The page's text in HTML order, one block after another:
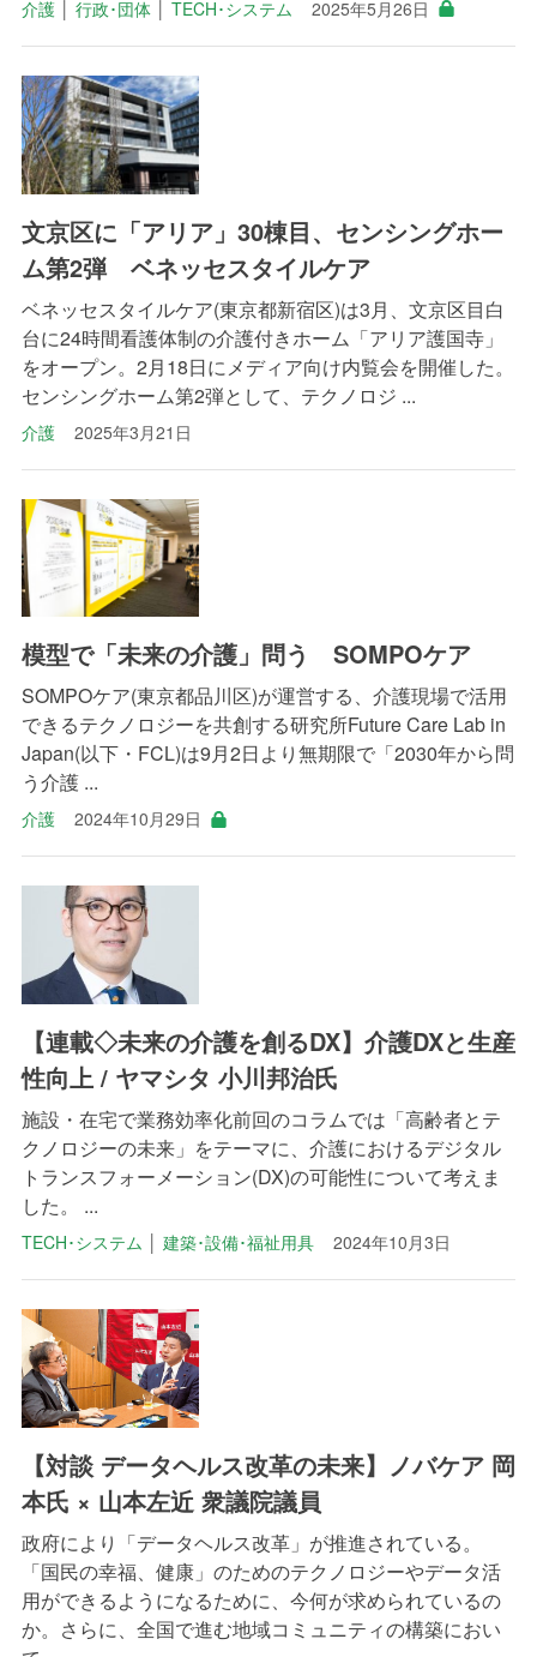
介護│ 行政･団体│ TECH･システム 2025年5月26日
文京区に「アリア」30棟目、センシングホー
ム第2弾 ベネッセスタイルケア
ベネッセスタイルケア(東京都新宿区)は3月、文京区目白
台に24時間看護体制の介護付きホーム「アリア護国寺」
をオープン。2月18日にメディア向け内覧会を開催した。
センシングホーム第2弾として、テクノロジ ...
介護 2025年3月21日
模型で「未来の介護」問う SOMPOケア
SOMPOケア(東京都品川区)が運営する、介護現場で活用
できるテクノロジーを共創する研究所Future Care Lab in
Japan(以下・FCL)は9月2日より無期限で「2030年から問
う介護 ...
介護 2024年10月29日
【連載◇未来の介護を創るDX】介護DXと生産
性向上 / ヤマシタ 小川邦治氏
施設・在宅で業務効率化前回のコラムでは「高齢者とテ
クノロジーの未来」をテーマに、介護におけるデジタル
トランスフォーメーション(DX)の可能性について考えま
した。 ...
TECH･システム 建築･設備･福祉用具 2024年10月3日
【対談 データヘルス改革の未来】ノバケア 岡
本氏 × 山本左近 衆議院議員
政府により「データヘルス改革」が推進されている。
「国民の幸福、健康」のためのテクノロジーやデータ活
用ができるようになるために、今何が求められているの
か。さらに、全国で進む地域コミュニティの構築におい